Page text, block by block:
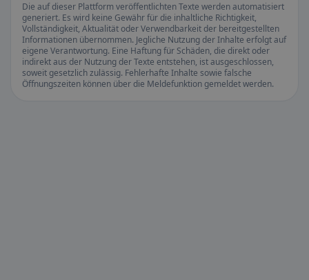
Die auf dieser Plattform veröffentlichten Texte werden automatisiert
generiert. Es wird keine Gewähr für die inhaltliche Richtigkeit,
Vollständigkeit, Aktualität oder Verwendbarkeit der bereitgestellten
Informationen übernommen. Jegliche Nutzung der Inhalte erfolgt auf
eigene Verantwortung. Eine Haftung für Schäden, die direkt oder
indirekt aus der Nutzung der Texte entstehen, ist ausgeschlossen,
soweit gesetzlich zulässig. Fehlerhafte Inhalte sowie falsche
Öffnungszeiten können über die Meldefunktion gemeldet werden.